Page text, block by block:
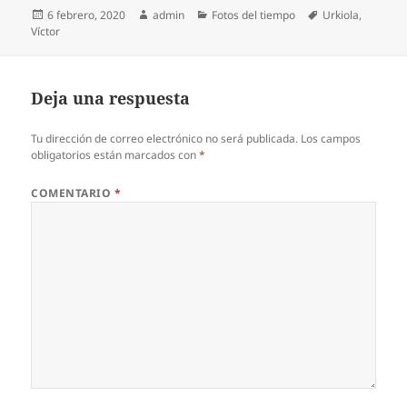
Publicado
el
6 febrero, 2020 Autor
admin Categorías
Fotos del tiempo Etiquetas
Urkiola,
Víctor
Deja una respuesta
Tu dirección de correo electrónico no será publicada. Los campos
obligatorios están marcados con*
COMENTARIO *